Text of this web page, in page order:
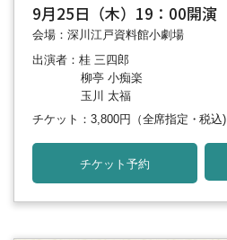
9月25日（木）19：00開演
会場：深川江戸資料館小劇場
出演者：桂 三四郎
柳亭 小痴楽
玉川 太福
チケット：3,800円
（全席指定・税込)
チケット予約